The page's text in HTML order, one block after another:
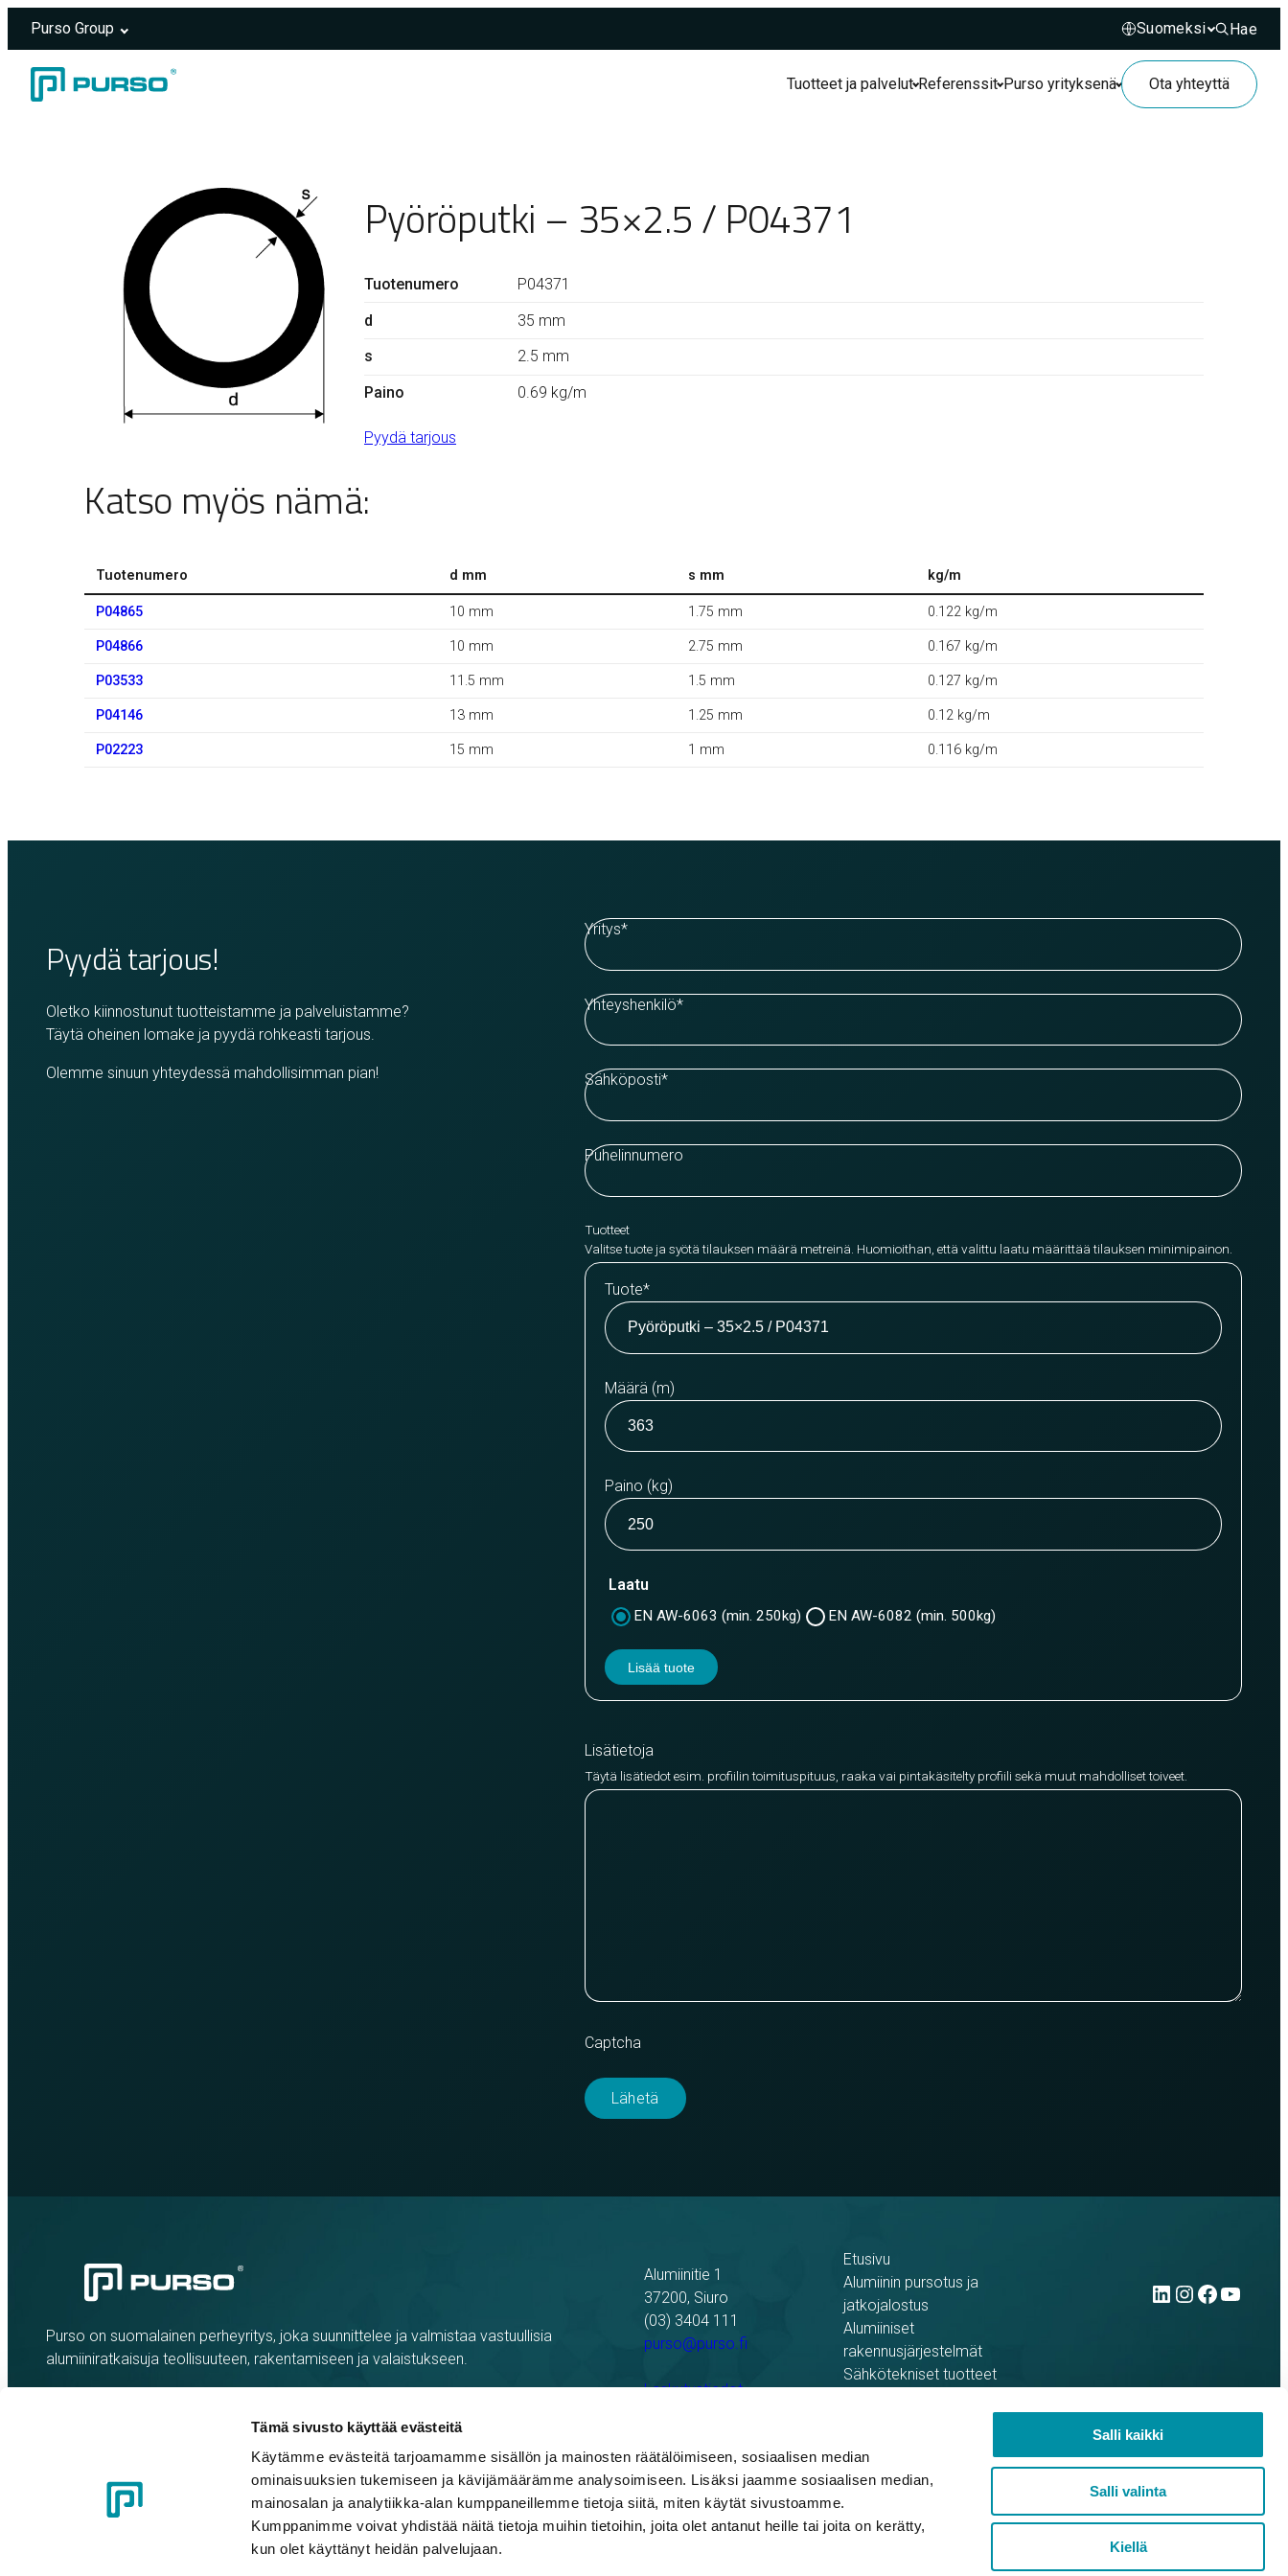
Tämä sivusto käyttää evästeitä
Käytämme evästeitä tarjoamamme sisällön ja mainosten räätälöimiseen, sosiaalisen median
ominaisuuksien tukemiseen ja kävijämäärämme analysoimiseen. Lisäksi jaamme sosiaalisen median,
mainosalan ja analytiikka-alan kumppaneillemme tietoja siitä, miten käytät sivustoamme.
Kumppanimme voivat yhdistää näitä tietoja muihin tietoihin, joita olet antanut heille tai joita on kerätty,
kun olet käyttänyt heidän palvelujaan.
Salli kaikki
Salli valinta
Kiellä
Purso Group
Hae
Hae
Tuotteet ja palvelut Referenssit Purso yrityksenä Ota yhteyttä
Pyöröputki – 35×2.5 / P04371
Tuotenumero
P04371
d
35 mm
s
2.5 mm
Paino
0.69 kg/m
Pyydä tarjous
Katso myös nämä:
Tuotenumero d mm s mm kg/m
P04865 10 mm 1.75 mm 0.122 kg/m
P04866 10 mm 2.75 mm 0.167 kg/m
P03533 11.5 mm 1.5 mm 0.127 kg/m
P04146 13 mm 1.25 mm 0.12 kg/m
P02223 15 mm 1 mm 0.116 kg/m
Pyydä tarjous!
Oletko kiinnostunut tuotteistamme ja palveluistamme?
Täytä oheinen lomake ja pyydä rohkeasti tarjous.
Olemme sinuun yhteydessä mahdollisimman pian!
Yritys*
Yhteyshenkilö*
Sähköposti*
Puhelinnumero
Tuotteet
Valitse tuote ja syötä tilauksen määrä metreinä. Huomioithan, että valittu laatu määrittää tilauksen minimipainon.
Tuote*
Määrä (m)
Paino (kg)
Laatu
EN AW-6063 (min. 250kg) EN AW-6082 (min. 500kg)
Lisää tuote
Lisätietoja
Täytä lisätiedot esim. profiilin toimituspituus, raaka vai pintakäsitelty profiili sekä muut mahdolliset toiveet.
Captcha
Purso on suomalainen perheyritys, joka suunnittelee ja valmistaa vastuullisia
alumiiniratkaisuja teollisuuteen, rakentamiseen ja valaistukseen.
Alumiinitie 1
37200, Siuro
(03) 3404 111
purso@purso.fi
Laskutustiedot
Etusivu
Alumiinin pursotus ja
jatkojalostus
Alumiiniset
rakennusjärjestelmät
Sähkötekniset tuotteet
LinkedIn